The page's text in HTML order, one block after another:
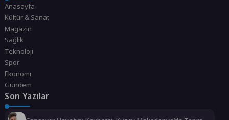
Anasayfa
Kültür & Sanat
Magazin
Sağlık
Teknoloji
Spor
Ekonomi
Gündem
Son Yazılar